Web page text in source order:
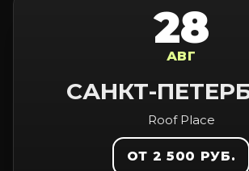
28
АВГ
САНКТ-
Roof Place
ОТ 2 500 РУБ.